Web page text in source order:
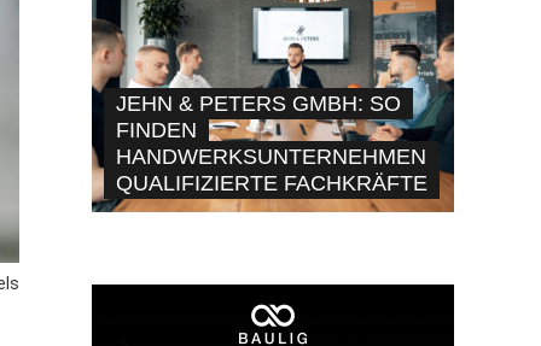
JEHN & PETERS GMBH: SO
FINDEN
HANDWERKSUNTERNEHMEN
QUALIFIZIERTE FACHKRÄFTE